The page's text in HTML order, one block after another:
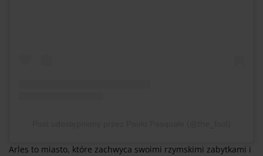
Arles to miasto, które zachwyca swoimi rzymskimi zabytkami i